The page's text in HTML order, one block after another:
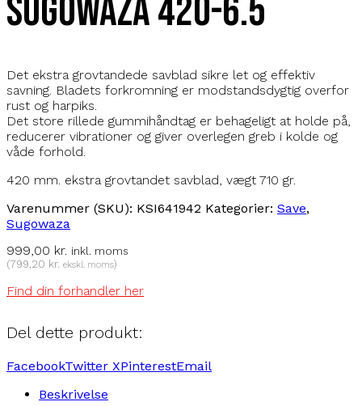
Sugowaza 420-6.5
Det ekstra grovtandede savblad sikre let og effektiv
savning. Bladets forkromning er modstandsdygtig overfor
rust og harpiks.
Det store rillede gummihåndtag er behageligt at holde på,
reducerer vibrationer og giver overlegen greb i kolde og
våde forhold.
420 mm. ekstra grovtandet savblad, vægt 710 gr.
Varenummer (SKU): KSI641942 Kategorier: Save,
Sugowaza
999,00 kr. inkl. moms
(799,20 kr. ekskl. moms)
Find din forhandler her
Del dette produkt:
FacebookTwitter XPinterestEmail
Beskrivelse